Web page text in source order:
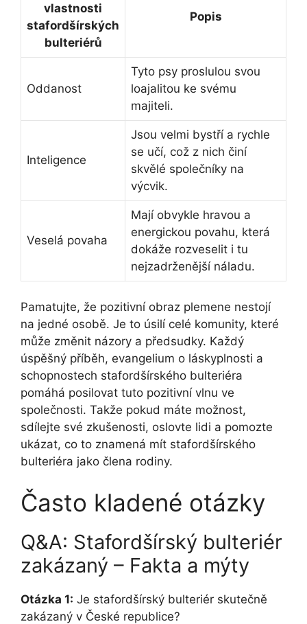
vlastnosti
stafordšírských
bulteriérů
Popis
Oddanost
Tyto psy proslulou svou
loajalitou ke svému
majiteli.
Inteligence
Jsou velmi bystří a rychle
se učí, což z nich činí
skvělé společníky na
výcvik.
Veselá povaha
Mají obvykle hravou a
energickou povahu, která
dokáže rozveselit i tu
nejzadrženější náladu.
Pamatujte, že pozitivní obraz plemene nestojí
na jedné osobě. Je to úsilí celé komunity, které
může změnit názory a předsudky. Každý
úspěšný příběh, evangelium o láskyplnosti a
schopnostech stafordšírského bulteriéra
pomáhá posilovat tuto pozitivní vlnu ve
společnosti. Takže pokud máte možnost,
sdílejte své zkušenosti, oslovte lidi a pomozte
ukázat, co to znamená mít stafordšírského
bulteriéra jako člena rodiny.
Často kladené otázky
Q&A: Stafordšírský bulteriér
zakázaný – Fakta a mýty
Otázka 1: Je stafordšírský bulteriér skutečně
zakázaný v České republice?